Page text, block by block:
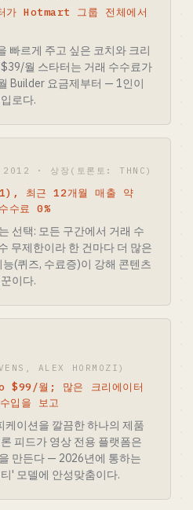
가 Hotmart 그룹 전체에서
빠르게 주고 싶은 코치와 크리
월 스타터는 거래 수수료가
Builder 요금제부터 — 1인이
로다.
2012 · 상장(토론토: THNC)
최근 12개월 매출 약
수료 0%
선택: 모든 구간에서 거래 수
무제한이라 한 건마다 더 많은
(퀴즈, 수료증)이 강해 콘텐츠
이다.
ALEX HORMOZI)
$99/월; 많은 크리에이터
입을 보고
이션을 깔끔한 하나의 제품
피드가 영상 전용 플랫폼은
만든다 — 2026년에 통하는
' 모델에 안성맞춤이다.